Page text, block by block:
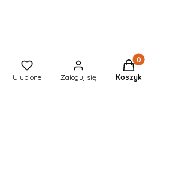
Ulubione Zaloguj się
Produkty w
Koszyk